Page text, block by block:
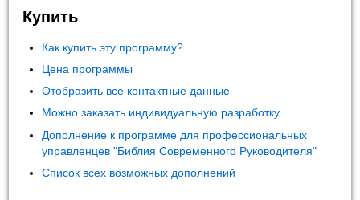
Купить
Как купить эту программу?
Цена программы
Отобразить все контактные данные
Можно заказать индивидуальную разработку
Дополнение к программе для профессиональных
управленцев "Библия Современного Руководителя"
Список всех возможных дополнений